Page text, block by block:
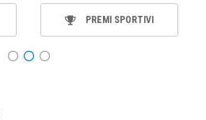
PREMI SPORTIVI